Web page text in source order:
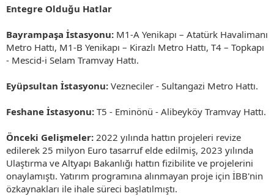
Entegre Olduğu Hatlar
Bayrampaşa İstasyonu: M1-A Yenikapı – Atatürk Havalimanı
Metro Hattı, M1-B Yenikapı – Kirazlı Metro Hattı, T4 – Topkapı
- Mescid-i Selam Tramvay Hattı.
Eyüpsultan İstasyonu: Vezneciler - Sultangazi Metro Hattı.
Feshane İstasyonu: T5 - Eminönü - Alibeyköy Tramvay Hattı.
Önceki Gelişmeler: 2022 yılında hattın projeleri revize
edilerek 25 milyon Euro tasarruf elde edilmiş, 2023 yılında
Ulaştırma ve Altyapı Bakanlığı hattın fizibilite ve projelerini
onaylamıştı. Yatırım programına alınmayan proje için İBB'nin
özkaynakları ile ihale süreci başlatılmıştı.